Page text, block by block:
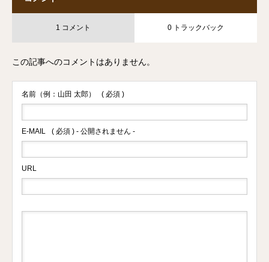
1 コメント 0 トラックバック
この記事へのコメントはありません。
名前（例：山田 太郎） ( 必須 )
E-MAIL ( 必須 ) - 公開されません -
URL